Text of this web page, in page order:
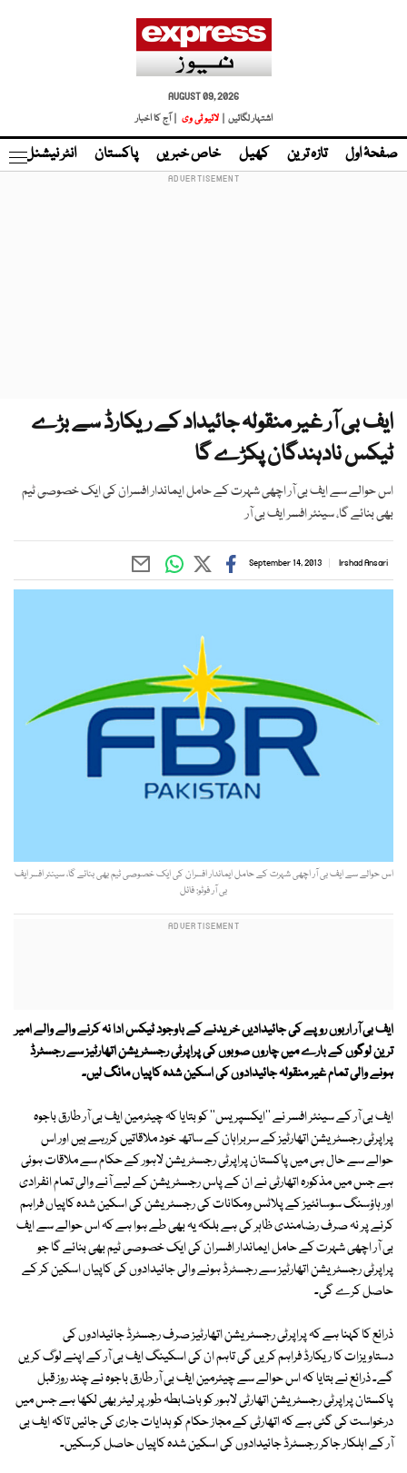
AUGUST 09, 2026
اشتہار لگائیں |
لائیو ٹی وی | آج کا اخبار
صفحۂ اول تازہ ترین کھیل خاص خبریں پاکستان انٹر نیشنل
ایف بی آر غیر منقولہ جائیداد کے ریکارڈ سے بڑے
ٹیکس نادہندگان پکڑے گا
اس حوالے سے ایف بی آر اچھی شہرت کے حامل ایماندار افسران کی ایک خصوصی ٹیم
بھی بنائے گا، سینئر افسر ایف بی آر
Irshad Ansari
September 14, 2013
اس حوالے سے ایف بی آر اچھی شہرت کے حامل ایماندار افسران کی ایک خصوصی ٹیم بھی بنائے گا، سینئر افسر ایف
بی آر فوٹو: فائل
ایف بی آر اربوں روپے کی جائیدادیں خریدنے کے باوجود ٹیکس ادا نہ کرنے والے والے امیر
ترین لوگوں کے بارے میں چاروں صوبوں کی پراپرٹی رجسٹریشن اتھارٹیز سے رجسٹرڈ
ہونے والی تمام غیر منقولہ جائیدادوں کی اسکین شدہ کاپیاں مانگ لیں۔
ایف بی آر کے سینئر افسر نے ''ایکسپریس'' کو بتایا کہ چیئرمین ایف بی آر طارق باجوہ
پراپرٹی رجسٹریشن اتھارٹیز کے سربراہان کے ساتھ خود ملاقاتیں کررہے ہیں اور اس
حوالے سے حال ہی میں پاکستان پراپرٹی رجسٹریشن لاہور کے حکام سے ملاقات ہوئی
ہے جس میں مذکورہ اتھارٹی نے ان کے پاس رجسٹریشن کے لیے آنے والی تمام انفرادی
اور ہاؤسنگ سوسائٹیز کے پلاٹس ومکانات کی رجسٹریشن کی اسکین شدہ کاپیاں فراہم
کرنے پر نہ صرف رضامندی ظاہر کی ہے بلکہ یہ بھی طے ہوا ہے کہ اس حوالے سے ایف
بی آر اچھی شہرت کے حامل ایماندار افسران کی ایک خصوصی ٹیم بھی بنائے گا جو
پراپرٹی رجسٹریشن اتھارٹیز سے رجسٹرڈ ہونے والی جائیدادوں کی کاپیاں اسکین کر کے
حاصل کرے گی۔
ذرائع کا کہنا ہے کہ پراپرٹی رجسٹریشن اتھارٹیز صرف رجسٹرڈ جائیدادوں کی
دستاویزات کا ریکارڈ فراہم کریں گی تاہم ان کی اسکینگ ایف بی آر کے اپنے لوگ کریں
گے۔ ذرائع نے بتایا کہ اس حوالے سے چیئرمین ایف بی آر طارق باجوہ نے چند روز قبل
پاکستان پراپرٹی رجسٹریشن اتھارٹی لاہور کو باضابطہ طور پر لیٹر بھی لکھا ہے جس میں
درخواست کی گئی ہے کہ اتھارٹی کے مجاز حکام کو ہدایات جاری کی جائیں تاکہ ایف بی
آر کے اہلکار جاکر رجسٹرڈ جائیدادوں کی اسکین شدہ کاپیاں حاصل کرسکیں۔